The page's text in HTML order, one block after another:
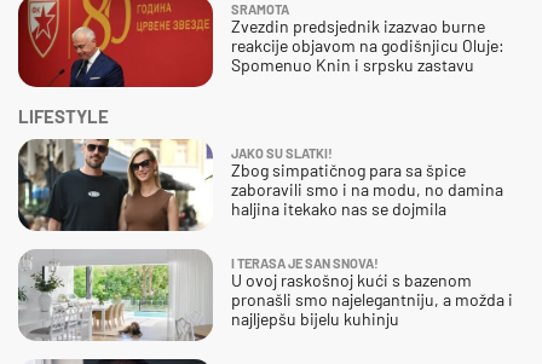
SRAMOTA
Zvezdin predsjednik izazvao burne
reakcije objavom na godišnjicu Oluje:
Spomenuo Knin i srpsku zastavu
LIFESTYLE
JAKO SU SLATKI!
Zbog simpatičnog para sa špice
zaboravili smo i na modu, no damina
haljina itekako nas se dojmila
I TERASA JE SAN SNOVA!
U ovoj raskošnoj kući s bazenom
pronašli smo najelegantniju, a možda i
najljepšu bijelu kuhinju